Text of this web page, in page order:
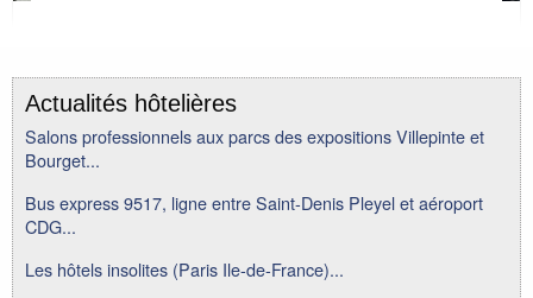
Actualités hôtelières
Salons professionnels aux parcs des expositions Villepinte et
Bourget...
Bus express 9517, ligne entre Saint-Denis Pleyel et aéroport
CDG...
Les hôtels insolites (Paris Ile-de-France)...